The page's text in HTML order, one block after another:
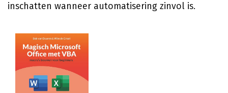
inschatten wanneer automatisering zinvol is.